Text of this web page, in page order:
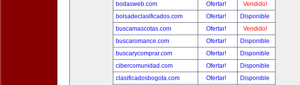
bodasweb.com
Ofertar!
Vendido!
bolsadeclasificados.com
Ofertar!
Disponible
buscamascotas.com
Ofertar!
Vendido!
buscaromance.com
Ofertar!
Disponible
buscarycomprar.com
Ofertar!
Disponible
cibercomunidad.com
Ofertar!
Disponible
clasificadosbogota.com
Ofertar!
Disponible